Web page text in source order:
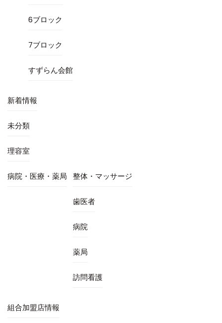
6ブロック
7ブロック
すずらん会館
新着情報
未分類
理容室
病院・医療・薬局 整体・マッサージ
歯医者
病院
薬局
訪問看護
組合加盟店情報